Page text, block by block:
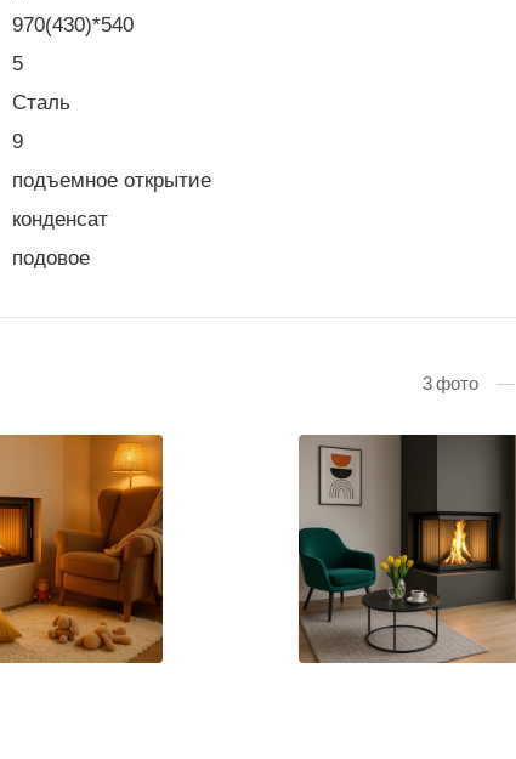
970(430)*540
5
Сталь
9
подъемное открытие
конденсат
подовое
3фото —